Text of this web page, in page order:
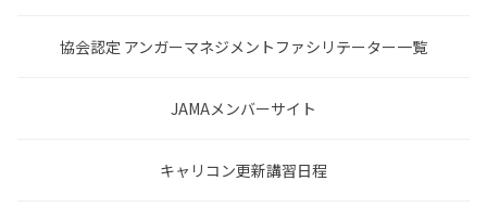
協会認定 アンガーマネジメントファシリテーター一覧
JAMAメンバーサイト
キャリコン更新講習日程